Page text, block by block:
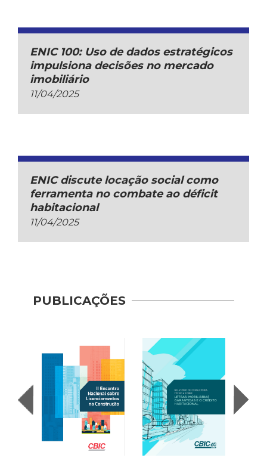
ENIC 100: Uso de dados estratégicos
impulsiona decisões no mercado
imobiliário
11/04/2025
ENIC discute locação social como
ferramenta no combate ao déficit
habitacional
11/04/2025
PUBLICAÇÕES